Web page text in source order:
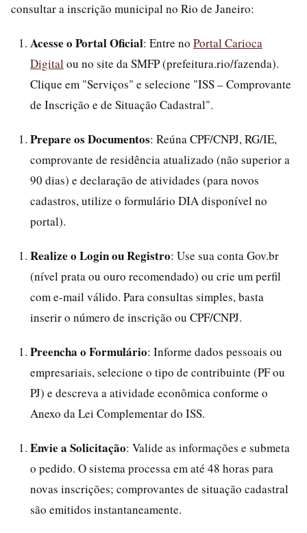
consultar a inscrição municipal no Rio de Janeiro:
Acesse o Portal Oficial: Entre no Portal Carioca
Digital ou no site da SMFP (prefeitura.rio/fazenda).
Clique em "Serviços" e selecione "ISS – Comprovante
de Inscrição e de Situação Cadastral".
Prepare os Documentos: Reúna CPF/CNPJ, RG/IE,
comprovante de residência atualizado (não superior a
90 dias) e declaração de atividades (para novos
cadastros, utilize o formulário DIA disponível no
portal).
Realize o Login ou Registro: Use sua conta Gov.br
(nível prata ou ouro recomendado) ou crie um perfil
com e-mail válido. Para consultas simples, basta
inserir o número de inscrição ou CPF/CNPJ.
Preencha o Formulário: Informe dados pessoais ou
empresariais, selecione o tipo de contribuinte (PF ou
PJ) e descreva a atividade econômica conforme o
Anexo da Lei Complementar do ISS.
Envie a Solicitação: Valide as informações e submeta
o pedido. O sistema processa em até 48 horas para
novas inscrições; comprovantes de situação cadastral
são emitidos instantaneamente.